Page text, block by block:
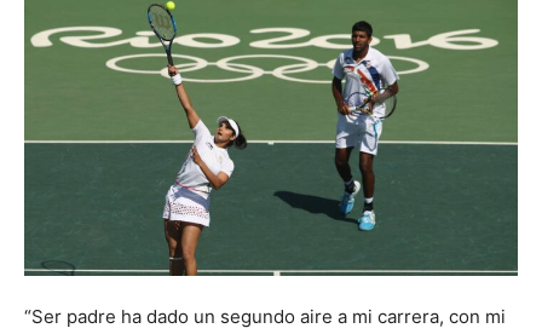
“Ser padre ha dado un segundo aire a mi carrera, con mi